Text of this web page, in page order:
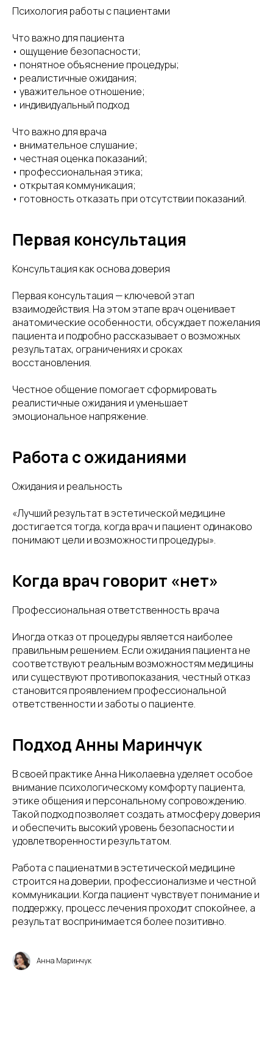
Психология работы с пациентами
Что важно для пациента
• ощущение безопасности;
• понятное объяснение процедуры;
• реалистичные ожидания;
• уважительное отношение;
• индивидуальный подход.
Что важно для врача
• внимательное слушание;
• честная оценка показаний;
• профессиональная этика;
• открытая коммуникация;
• готовность отказать при отсутствии показаний.
Первая консультация
Консультация как основа доверия
Первая консультация — ключевой этап
взаимодействия. На этом этапе врач оценивает
анатомические особенности, обсуждает пожелания
пациента и подробно рассказывает о возможных
результатах, ограничениях и сроках
восстановления.
Честное общение помогает сформировать
реалистичные ожидания и уменьшает
эмоциональное напряжение.
Работа с ожиданиями
Ожидания и реальность
«Лучший результат в эстетической медицине
достигается тогда, когда врач и пациент одинаково
понимают цели и возможности процедуры».
Когда врач говорит «нет»
Профессиональная ответственность врача
Иногда отказ от процедуры является наиболее
правильным решением. Если ожидания пациента не
соответствуют реальным возможностям медицины
или существуют противопоказания, честный отказ
становится проявлением профессиональной
ответственности и заботы о пациенте.
Подход Анны Маринчук
В своей практике Анна Николаевна уделяет особое
внимание психологическому комфорту пациента,
этике общения и персональному сопровождению.
Такой подход позволяет создать атмосферу доверия
и обеспечить высокий уровень безопасности и
удовлетворенности результатом.
Работа с пациенатми в эстетической медицине
строится на доверии, профессионализме и честной
коммуникации. Когда пациент чувствует понимание и
поддержку, процесс лечения проходит спокойнее, а
результат воспринимается более позитивно.
Анна Маринчук